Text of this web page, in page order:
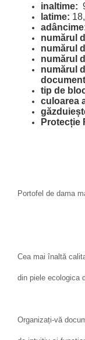
inaltime:
latime:
numărul
numărul
numărul
numărul
tip de
culoarea
Protecție
Portofel de dama
Cea mai înaltă
din piele ecologica
Organizați-vă